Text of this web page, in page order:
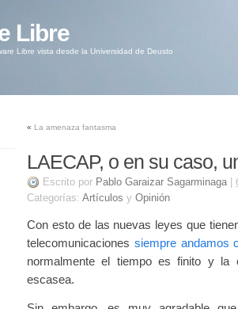
Libre
Libre vista desde la Universidad de Deusto
« La amenaza fantasma
LAECAP, o en su caso,
Escrito por Pablo Garaizar Sagarminaga
Categorías: Artículos y Opinión
Con esto de las nuevas leyes que
telecomunicaciones siempre andamos
normalmente el tiempo es finito y la
escasea.